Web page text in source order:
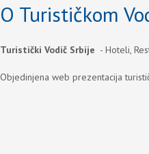
O Turističkom
Turistički Vodič Srbije - Hoteli,
Objedinjena web prezentacija